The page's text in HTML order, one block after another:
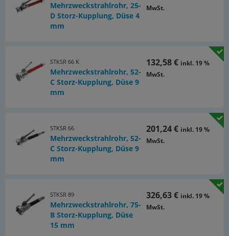
gegossenen Kupplungen aus Aluminium,
•Messing - Körper besteht aus DVGW/KTW konformer
Vollstrahl, geschlossen, Sprühstrahl
Dokumente:
Katalogseite Atlas 9 (Seite 351x)
Mehrzweckstrahlrohr, 25-
D Storz-Kupplung, Düse 4
mm
MwSt.
STKSR 66 K
Mehrzweckstrahlrohr, 52-
C Storz-Kupplung, Düse 9
mm
132,58 € inkl. 19 %
MwSt.
STKSR 66
Mehrzweckstrahlrohr, 52-
C Storz-Kupplung, Düse 9
mm
201,24 € inkl. 19 %
MwSt.
STKSR 89
Mehrzweckstrahlrohr, 75-
B Storz-Kupplung, Düse
15 mm
326,63 € inkl. 19 %
MwSt.